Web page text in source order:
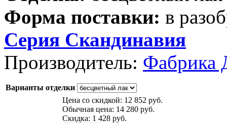
Форма поставки: в
Серия Скандинавия
Производитель: Фабрика
Варианты отделки
Цена со скидкой: 12 852 руб.
Обычная цена: 14 280 руб.
Скидка: 1 428 руб.